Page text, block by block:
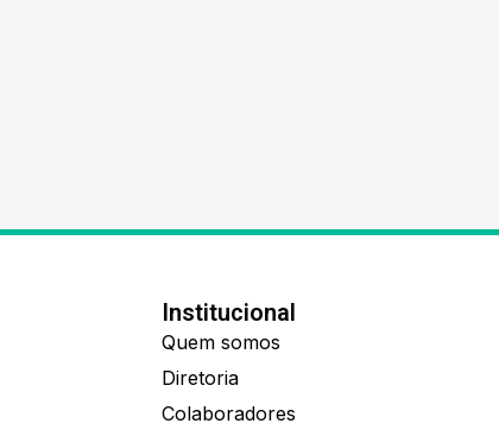
Institucional
Quem somos
Diretoria
Colaboradores